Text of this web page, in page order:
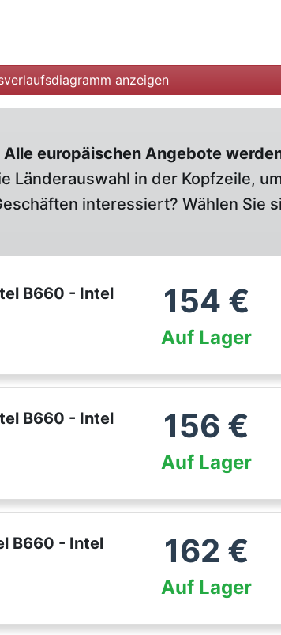
anzeigen
Alle europäischen Angebote
Länderauswahl in der Kopfzeile,
interessiert? Wählen Sie
B660 - Intel
154 €
Auf Lager
B660 - Intel
156 €
Auf Lager
B660 - Intel
162 €
Auf Lager